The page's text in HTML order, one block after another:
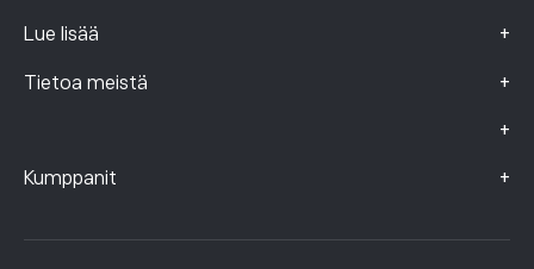
Lue lisää +
Tietoa meistä +
+
Kumppanit +